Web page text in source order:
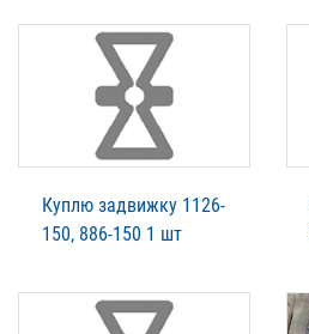
Куплю задвижку 1126-
150, 886-150 1 шт